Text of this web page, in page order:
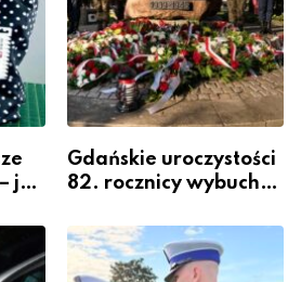
jak
i
Gdańskie uroczystości
82. rocznicy wybuchu
Warszawskiego